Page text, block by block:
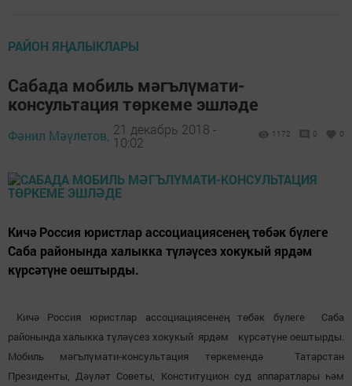
РАЙОН ЯҢАЛЫКЛАРЫ
Сабада мобиль мәгълүмати-
консультация төркеме эшләде
Фәнил Мәүлетов, 21 декабрь 2018 -
10:02
1172 0 0
Кичә Россия юристлар ассоциациясенең төбәк бүлеге
Саба районында халыкка түләүсез хокукый ярдәм
күрсәтүне оештырды.
Кичә Россия юристлар ассоциациясенең төбәк бүлеге Саба
районында халыкка түләүсез хокукый ярдәм күрсәтүне оештырды.
Мобиль мәгълүмати-консультация төркемендә Татарстан
Президенты, Дәүләт Советы, Конституцион суд аппаратлары һәм